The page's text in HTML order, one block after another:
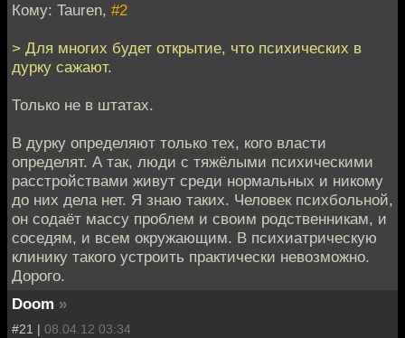
Кому: Tauren, #2
> Для многих будет открытие, что психических в
дурку сажают.
Только не в штатах.
В дурку определяют только тех, кого власти
определят. А так, люди с тяжёлыми психическими
расстройствами живут среди нормальных и никому
до них дела нет. Я знаю таких. Человек психбольной,
он содаёт массу проблем и своим родственникам, и
соседям, и всем окружающим. В психиатрическую
клинику такого устроить практически невозможно.
Дорого.
Doom »
#21 | 08.04.12 03:34